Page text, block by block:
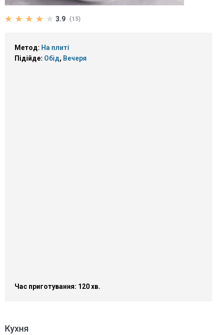
3.9 (15)
Метод: На плиті
Підійде: Обід, Вечеря
Час приготування: 120 хв.
Кухня